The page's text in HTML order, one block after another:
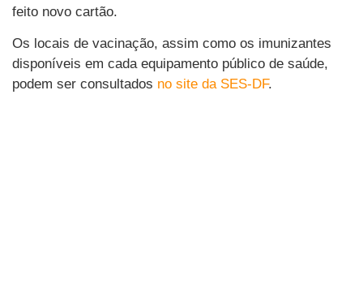
feito novo cartão.
Os locais de vacinação, assim como os imunizantes
disponíveis em cada equipamento público de saúde,
podem ser consultados no site da SES-DF.